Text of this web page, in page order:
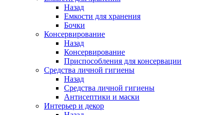
Назад
Емкости для хранения
Бочки
Консервирование
Назад
Консервирование
Приспособления для консервации
Средства личной гигиены
Назад
Средства личной гигиены
Антисептики и маски
Интерьер и декор